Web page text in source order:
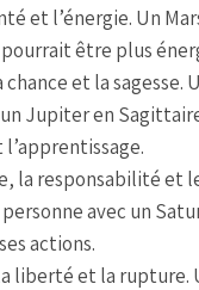
et l’énergie. Un
être plus
chance et la
Jupiter en
la responsabilité et
avec un
actions.
liberté et la rupture.